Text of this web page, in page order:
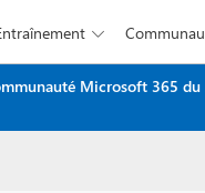
Entraînement 
Microsoft 365 du